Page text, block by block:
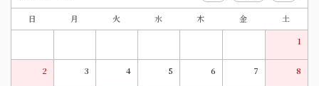
日 月 火 水 木 金
土
1
2 3 4 5 6 7 8